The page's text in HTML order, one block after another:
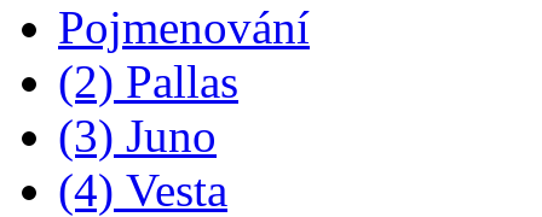
Pojmenování
(2) Pallas
(3) Juno
(4) Vesta